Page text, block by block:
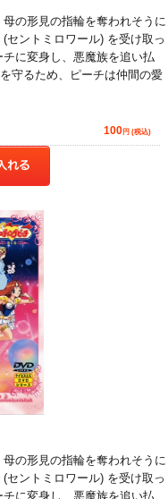
の形見の指輪を奪われそうに
セントミロワール) を受け取っ
に変身し、悪魔族を追い払
守るため、ピーチは仲間の愛
100円 (税込)
の形見の指輪を奪われそうに
セントミロワール) を受け取っ
に変身し、悪魔族を追い払